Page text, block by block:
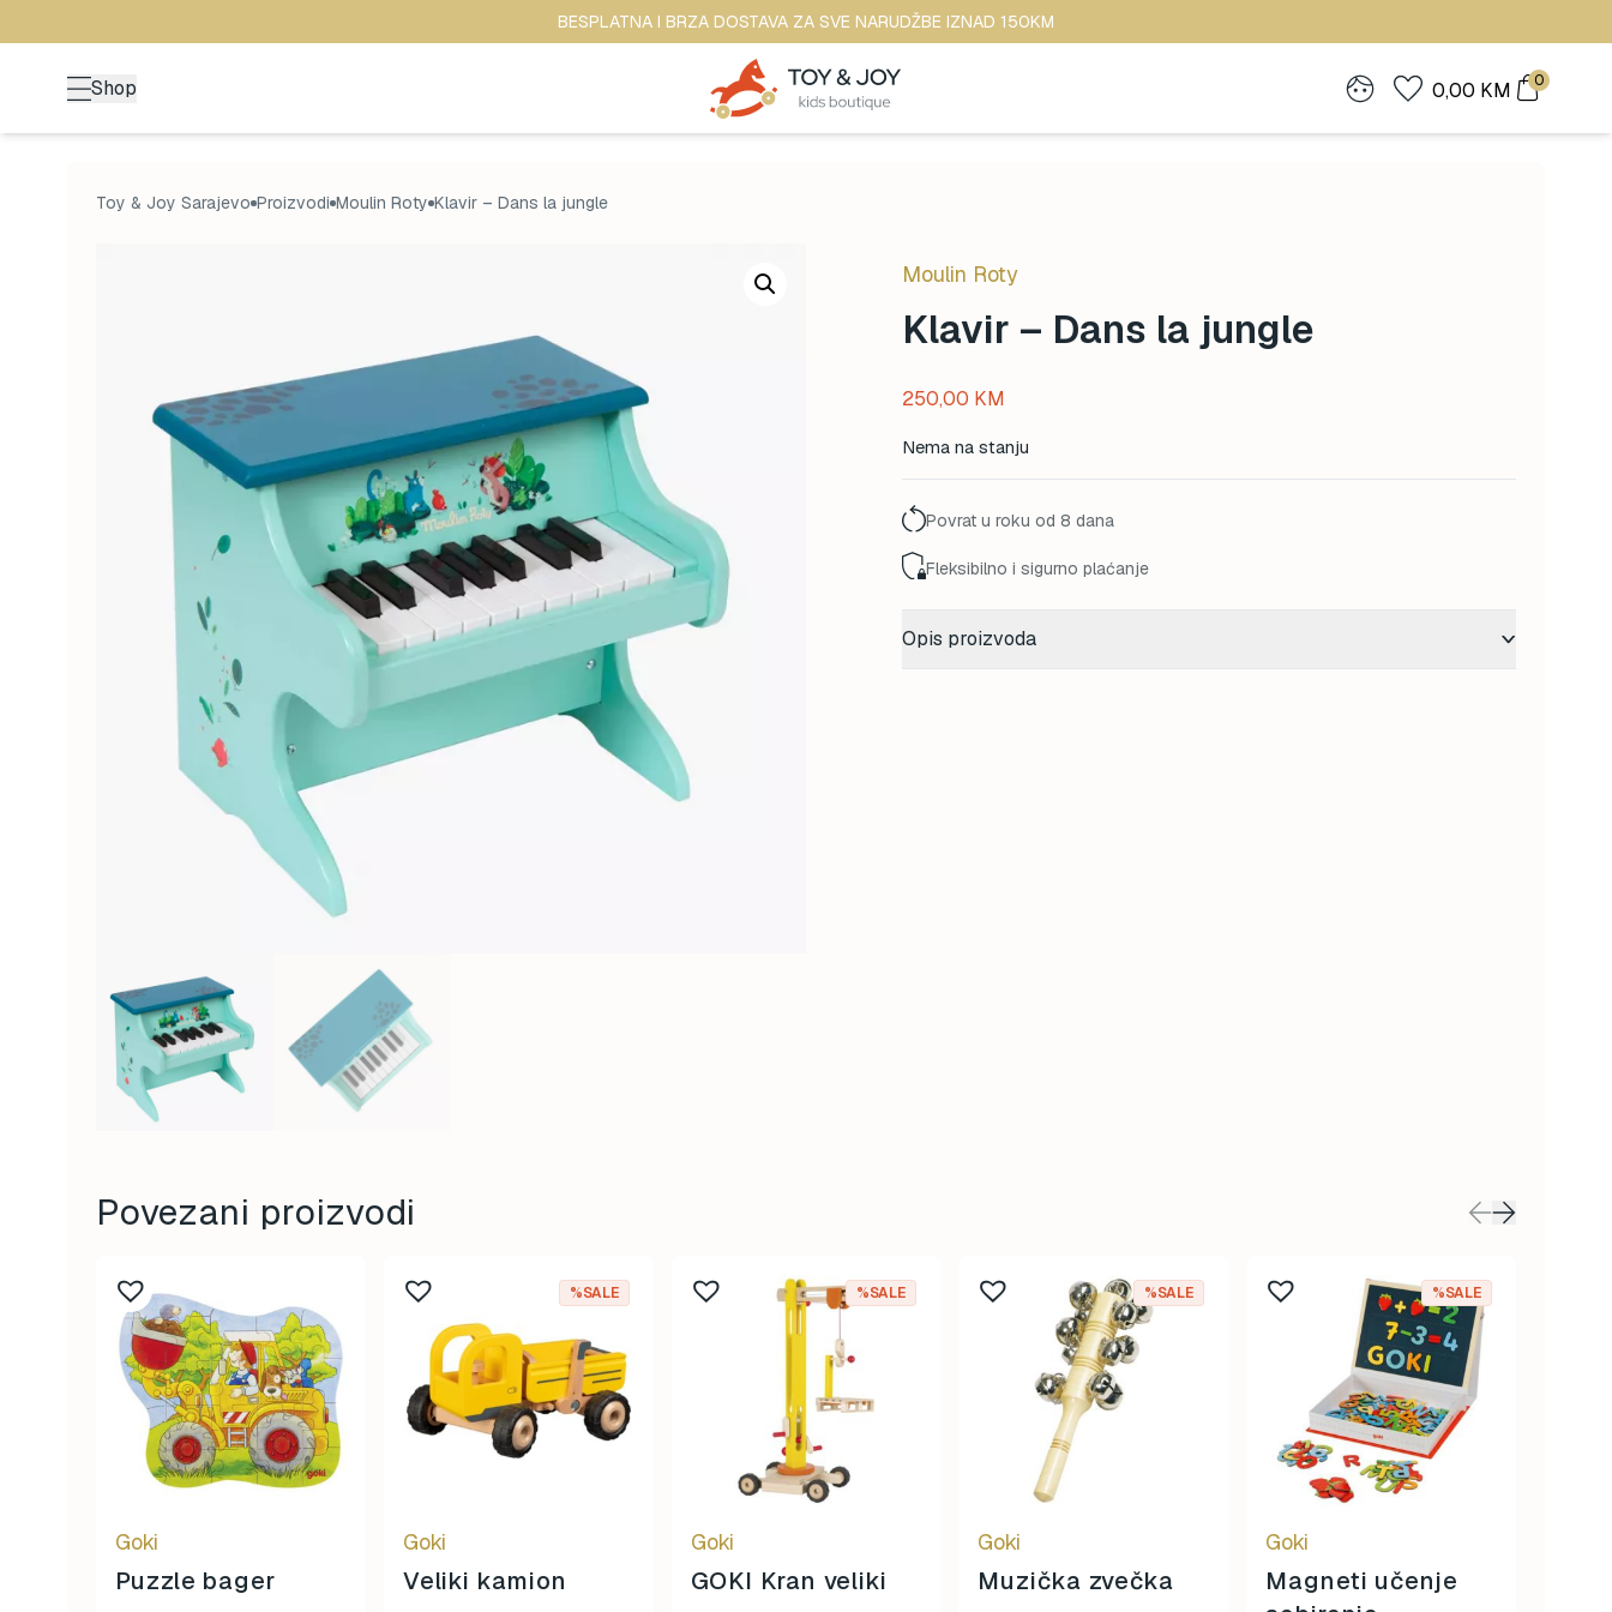
BESPLATNA I BRZA DOSTAVA ZA SVE NARUDŽBE IZNAD 150KM
Shop 0,00 KM 0
Toy & Joy Sarajevo Proizvodi Moulin Roty Klavir – Dans la jungle
Moulin Roty
Klavir – Dans la jungle
250,00 KM
Nema na stanju
Povrat u roku od 8 dana
Fleksibilno i sigurno plaćanje
Opis proizvoda
Povezani proizvodi
Goki
Puzzle bager
%SALE
Goki
Veliki kamion
%SALE
Goki
GOKI Kran veliki
%SALE
Goki
Muzička zvečka
%SALE
Goki
Magneti učenje